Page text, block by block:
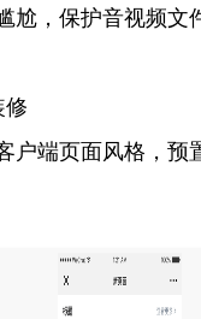
尬，保护音视频文
修
户端页面风格，预